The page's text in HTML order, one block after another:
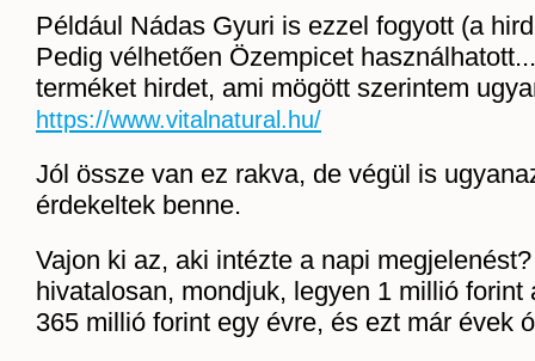
Például Nádas Gyuri is ezzel fogyott (a
Pedig vélhetően Özempicet
terméket hirdet, ami mögött szerintem
https://www.vitalnatural.hu/
Jól össze van ez rakva, de végül is
érdekeltek benne.
Vajon ki az, aki intézte a napi
hivatalosan, mondjuk, legyen 1 millió forint
365 millió forint egy évre, és ezt már évek